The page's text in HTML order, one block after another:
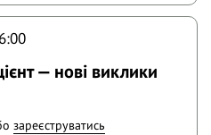
— нові виклики
зареєструватись